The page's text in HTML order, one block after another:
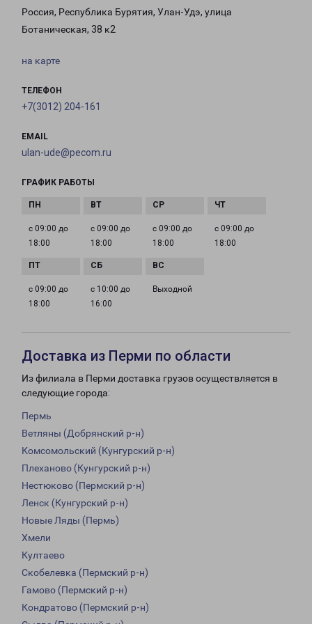
Россия, Республика Бурятия, Улан-Удэ, улица
Ботаническая, 38 к2
на карте
ТЕЛЕФОН
+7(3012) 204-161
EMAIL
ulan-ude@pecom.ru
ГРАФИК РАБОТЫ
с 09:00 до
18:00
с 09:00 до
18:00
с 09:00 до
18:00
с 09:00 до
18:00
с 09:00 до
18:00
с 10:00 до
16:00
Выходной
Доставка из Перми по области
Из филиала в Перми доставка грузов осуществляется в
следующие города:
Пермь
Ветляны (Добрянский р-н)
Комсомольский (Кунгурский р-н)
Плеханово (Кунгурский р-н)
Нестюково (Пермский р-н)
Ленск (Кунгурский р-н)
Новые Ляды (Пермь)
Хмели
Култаево
Скобелевка (Пермский р-н)
Гамово (Пермский р-н)
Кондратово (Пермский р-н)